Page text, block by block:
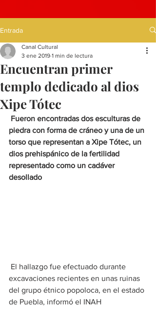
Entrada
Encuentran primer
templo dedicado al dios
Xipe Tótec
Canal Cultural
3 ene 2019 1 min de lectura
Fueron encontradas dos esculturas de
piedra con forma de cráneo y una de un
torso que representan a Xipe Tótec, un
dios prehispánico de la fertilidad
representado como un cadáver
desollado
excavaciones recientes en unas ruinas
del grupo étnico popoloca, en el estado
de Puebla, informó el INAH